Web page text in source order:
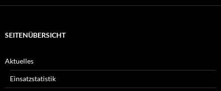
SEITENÜBERSICHT
Aktuelles
Einsatzstatistik